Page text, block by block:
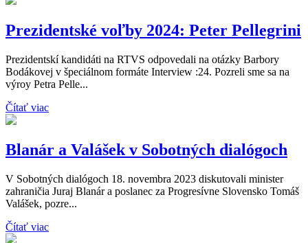
Prezidentské voľby 2024: Peter Pellegrini
Prezidentskí kandidáti na RTVS odpovedali na otázky Barbory
Bodákovej v špeciálnom formáte Interview :24. Pozreli sme sa na
výroy Petra Pelle...
Čítať viac
Blanár a Valášek v Sobotných dialógoch
V Sobotných dialógoch 18. novembra 2023 diskutovali minister
zahraničia Juraj Blanár a poslanec za Progresívne Slovensko Tomáš
Valášek, pozre...
Čítať viac